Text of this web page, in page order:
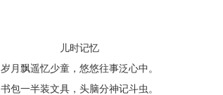
儿时记忆
岁月飘遥忆少童，悠悠往事泛心中 。
书包一半装文具，头脑分神记斗虫。